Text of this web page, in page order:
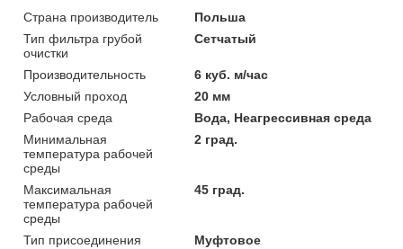
Страна производитель
Польша
Тип фильтра грубой
очистки
Сетчатый
Производительность
6 куб. м/час
Условный проход
20 мм
Рабочая среда
Вода, Неагрессивная среда
Минимальная
температура рабочей
среды
2 град.
Максимальная
температура рабочей
среды
45 град.
Тип присоединения
Муфтовое